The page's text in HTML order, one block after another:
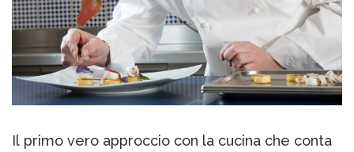
Il primo vero approccio con la cucina che conta